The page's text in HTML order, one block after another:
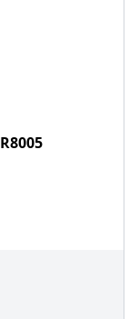
R8005